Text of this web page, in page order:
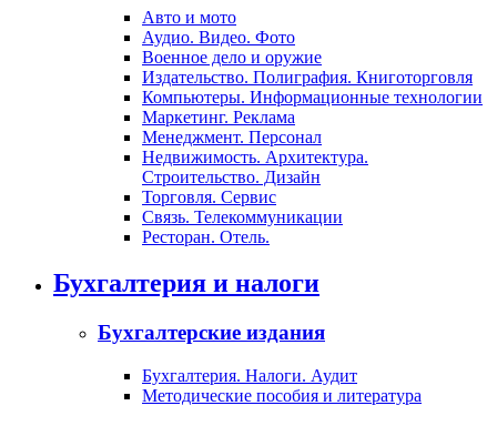
Авто и мото
Аудио. Видео. Фото
Военное дело и оружие
Издательство. Полиграфия. Книготорговля
Компьютеры. Информационные технологии
Маркетинг. Реклама
Менеджмент. Персонал
Недвижимость. Архитектура.
Строительство. Дизайн
Торговля. Сервис
Связь. Телекоммуникации
Ресторан. Отель.
Бухгалтерия и налоги
Бухгалтерские издания
Бухгалтерия. Налоги. Аудит
Методические пособия и литература